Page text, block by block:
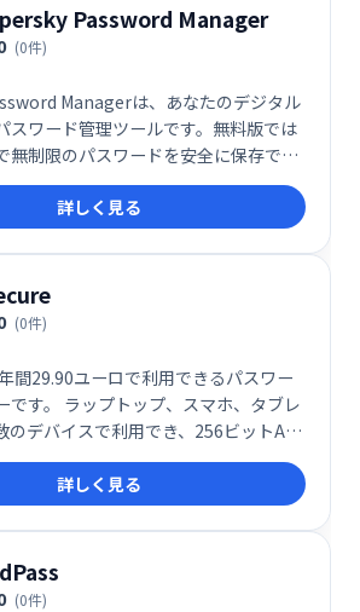
Password Manager
(0件)
Managerは、あなたのデジタル
スワード管理ツールです。無料版では
無制限のパスワードを安全に保存でき
ルの有料版は複数デバイス対応で、
による高いセキュリティと生体認証機
す。 複雑なパスワードを自動生成・管
ンライン体験を実現しましょう。
詳しく見る
(0件)
間29.90ユーロで利用できるパスワー
です。 ラップトップ、スマホ、タブレ
のデバイスで利用でき、256ビットAES
証であなたの資格情報を守ります。 組
ードレポートは、セキュリティ上の脆
安全でないパスワードを警告。 無制限
存で、安全で安心なオンライン生活を
。
詳しく見る
(0件)